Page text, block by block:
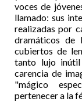
voces de
llamado: sus
realizadas por
dramáticos de
cubiertos de
tanto lujo
carencia de
"mágico
pertenecer a la